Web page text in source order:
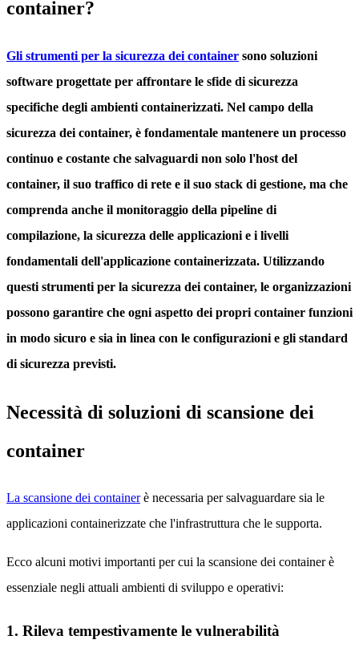
container?
Gli strumenti per la sicurezza dei container sono soluzioni
software progettate per affrontare le sfide di sicurezza
specifiche degli ambienti containerizzati. Nel campo della
sicurezza dei container, è fondamentale mantenere un processo
continuo e costante che salvaguardi non solo l'host del
container, il suo traffico di rete e il suo stack di gestione, ma che
comprenda anche il monitoraggio della pipeline di
compilazione, la sicurezza delle applicazioni e i livelli
fondamentali dell'applicazione containerizzata. Utilizzando
questi strumenti per la sicurezza dei container, le organizzazioni
possono garantire che ogni aspetto dei propri container funzioni
in modo sicuro e sia in linea con le configurazioni e gli standard
di sicurezza previsti.
Necessità di soluzioni di scansione dei
container
La scansione dei containerè necessaria per salvaguardare sia le
applicazioni containerizzate che l'infrastruttura che le supporta.
Ecco alcuni motivi importanti per cui la scansione dei container è
essenziale negli attuali ambienti di sviluppo e operativi:
1. Rileva tempestivamente le vulnerabilità